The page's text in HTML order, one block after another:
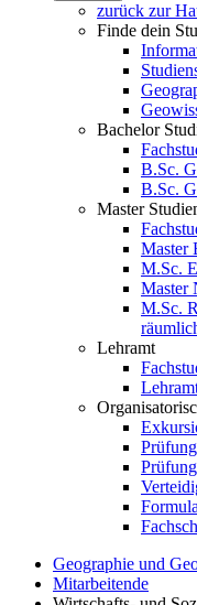
zurück zur
Finde dein
Bachelor
B.Sc.
B.Sc.
Master
Master
M.Sc.
Master
M.Sc.
Lehramt
Geographie und
Mitarbeitende